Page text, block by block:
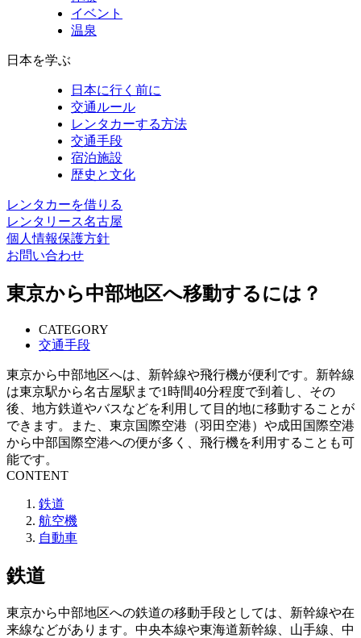
イベント
温泉
日本を学ぶ
日本に行く前に
交通ルール
レンタカーする方法
交通手段
宿泊施設
歴史と文化
レンタカーを借りる
レンタリース名古屋
個人情報保護方針
お問い合わせ
東京から中部地区へ移動するには？
CATEGORY
交通手段
東京から中部地区へは、新幹線や飛行機が便利です。新幹線
は東京駅から名古屋駅まで1時間40分程度で到着し、その
後、地方鉄道やバスなどを利用して目的地に移動することが
できます。また、東京国際空港（羽田空港）や成田国際空港
から中部国際空港への便が多く、飛行機を利用することも可
能です。
CONTENT
鉄道
航空機
自動車
鉄道
東京から中部地区への鉄道の移動手段としては、新幹線や在
来線などがあります。中央本線や東海道新幹線、山手線、中